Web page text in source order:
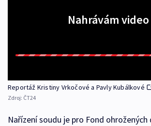
Nahrávám video
Reportáž Kristiny Vrkočové a Pavly Kubálkové
Zdroj: ČT24
Nařízení soudu je pro Fond